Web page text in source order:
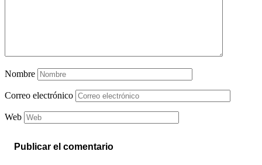
Nombre
Correo electrónico
Web